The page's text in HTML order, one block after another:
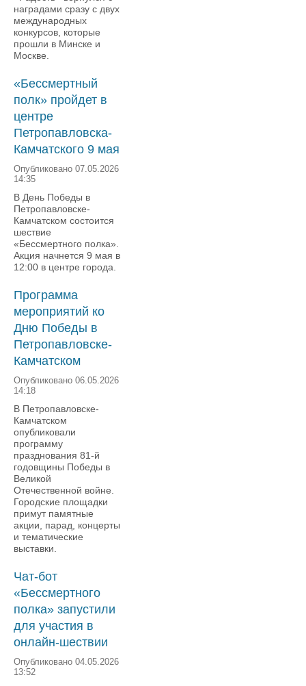
наградами сразу с двух
международных
конкурсов, которые
прошли в Минске и
Москве.
«Бессмертный
полк» пройдет в
центре
Петропавловска-
Камчатского 9 мая
Опубликовано 07.05.2026
14:35
В День Победы в
Петропавловске-
Камчатском состоится
шествие
«Бессмертного полка».
Акция начнется 9 мая в
12:00 в центре города.
Программа
мероприятий ко
Дню Победы в
Петропавловске-
Камчатском
Опубликовано 06.05.2026
14:18
В Петропавловске-
Камчатском
опубликовали
программу
празднования 81-й
годовщины Победы в
Великой
Отечественной войне.
Городские площадки
примут памятные
акции, парад, концерты
и тематические
выставки.
Чат-бот
«Бессмертного
полка» запустили
для участия в
онлайн-шествии
Опубликовано 04.05.2026
13:52